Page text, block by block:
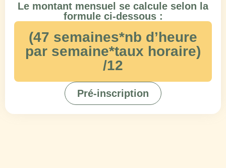
Le montant mensuel se calcule selon la
formule ci-dessous :
(47 semaines*nb d’heure
par semaine*taux horaire)
/12
Pré-inscription